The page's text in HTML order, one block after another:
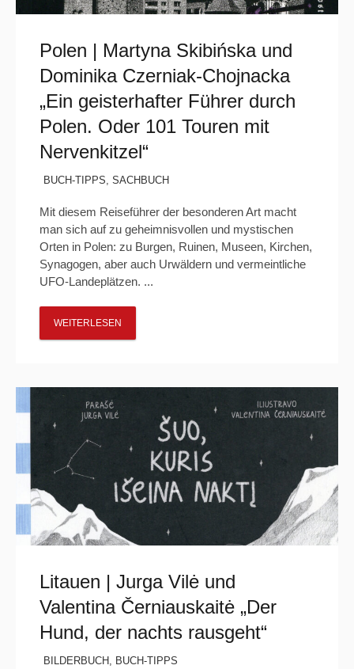
Polen | Martyna Skibińska und
Dominika Czerniak-Chojnacka
„Ein geisterhafter Führer durch
Polen. Oder 101 Touren mit
Nervenkitzel“
BUCH-TIPPS, SACHBUCH
Mit diesem Reiseführer der besonderen Art macht
man sich auf zu geheimnisvollen und mystischen
Orten in Polen: zu Burgen, Ruinen, Museen, Kirchen,
Synagogen, aber auch Urwäldern und vermeintliche
UFO-Landeplätzen. ...
WEITERLESEN
Litauen | Jurga Vilė und
Valentina Černiauskaitė „Der
Hund, der nachts rausgeht“
BILDERBUCH , BUCH-TIPPS